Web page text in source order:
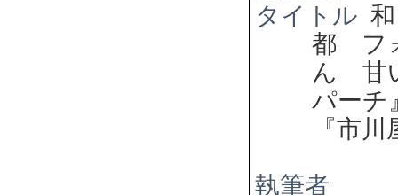
タイトル
都 フ
ん 甘
パーチ
『市
執筆者